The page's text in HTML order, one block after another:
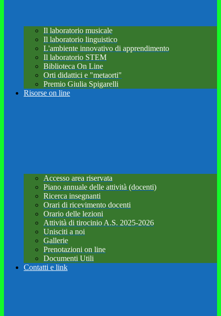
Il laboratorio musicale
Il laboratorio linguistico
L'ambiente innovativo di apprendimento
Il laboratorio STEM
Biblioteca On Line
Orti didattici e "metaorti"
Premio Giulia Spigarelli
Risorse on line
Accesso area riservata
Piano annuale delle attività (docenti)
Ricerca insegnanti
Orari di ricevimento docenti
Orario delle lezioni
Attività di tirocinio A.S. 2025-2026
Unisciti a noi
Gallerie
Prenotazioni on line
Documenti Utili
Contatti e link